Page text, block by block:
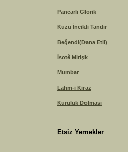
Pancarlı Glorik
Kuzu İncikli Tandır
Beğendi(Dana Etli)
İsotê Mirişk
Mumbar
Lahm-i Kiraz
Kuruluk Dolması
Etsiz Yemekler